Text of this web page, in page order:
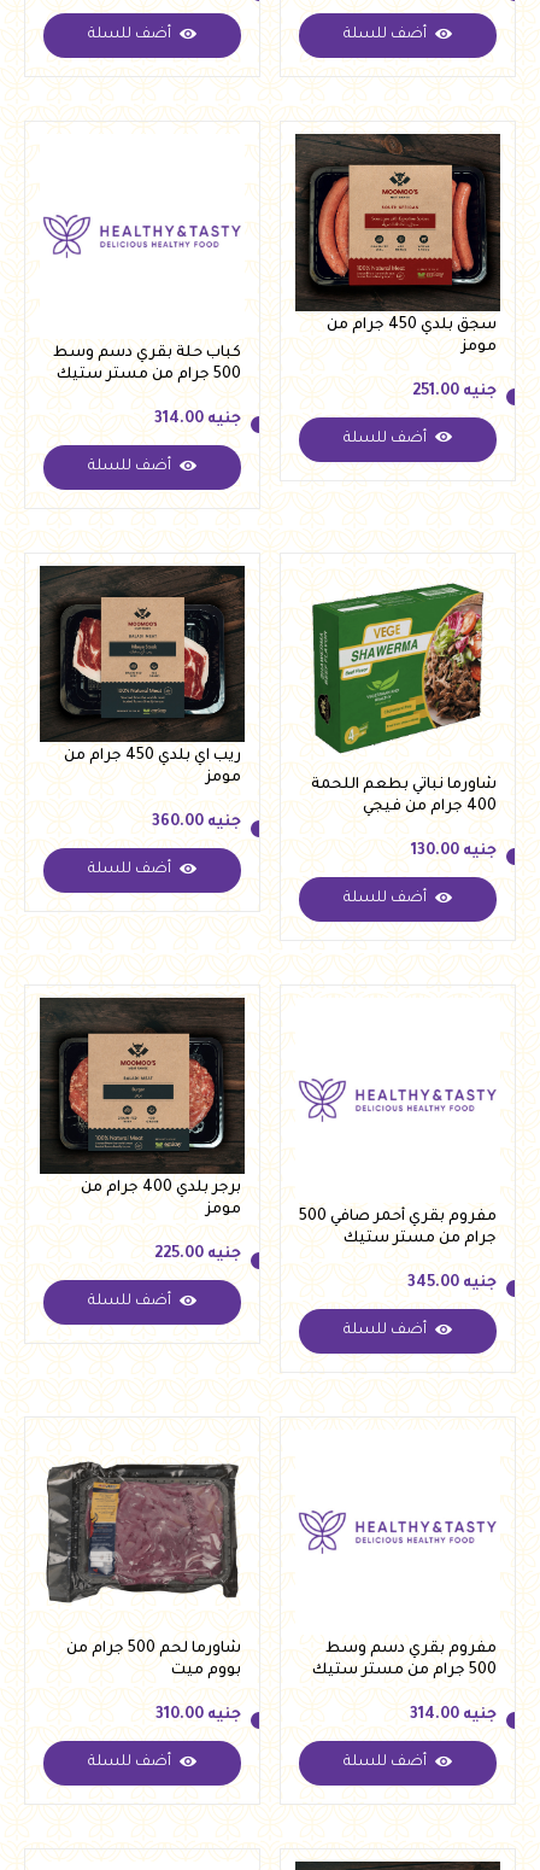
جنيه 270.00
أضف للسلة
جنيه 345.00
أضف للسلة
سجق بلدي 450 جرام من
مومز
جنيه
جنيه 251.00
أضف للسلة
كباب حلة بقري دسم وسط
500 جرام من مستر ستيك
جنيه 314.00
جنيه 314.00
أضف للسلة
شاورما نباتي بطعم اللحمة
400 جرام من فيجي
جنيه 130.00
جنيه 130.00
أضف للسلة
ريب اي بلدي 450 جرام من
مومز
جنيه
جنيه 360.00
أضف للسلة
مفروم بقري أحمر صافي 500
جرام من مستر ستيك
جنيه 345.00
جنيه 345.00
أضف للسلة
برجر بلدي 400 جرام من
مومز
جنيه
جنيه 225.00
أضف للسلة
مفروم بقري دسم وسط
500 جرام من مستر ستيك
جنيه 314.00
جنيه 314.00
أضف للسلة
شاورما لحم 500 جرام من
بووم ميت
جنيه 310.00
جنيه 310.00
أضف للسلة